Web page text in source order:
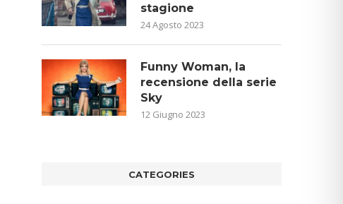
stagione
24 Agosto 2023
Funny Woman, la
recensione della serie
Sky
12 Giugno 2023
CATEGORIES